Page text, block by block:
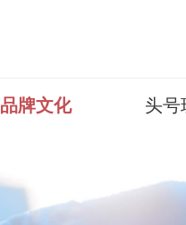
品牌文化 头号